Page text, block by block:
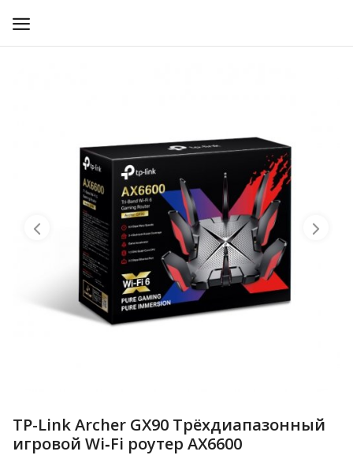
ДЛЯ БИЗНЕСА
ДЛЯ ОПЕРАТОРОВ СВЯЗИ
TP-Link Archer GX90 Трёхдиапазонный
игровой Wi‑Fi роутер AX6600